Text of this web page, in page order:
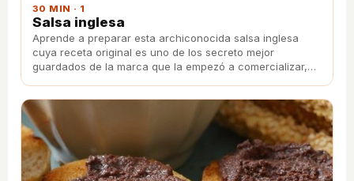
30 MIN · 1
Salsa inglesa
Aprende a preparar esta archiconocida salsa inglesa
cuya receta original es uno de los secreto mejor
guardados de la marca que la empezó a comercializar,